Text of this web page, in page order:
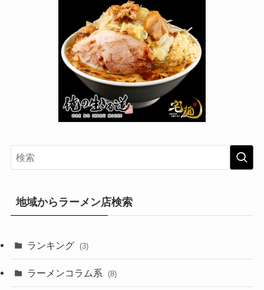
地域からラーメン店検索
ランキング (3)
ラーメンコラム系 (8)